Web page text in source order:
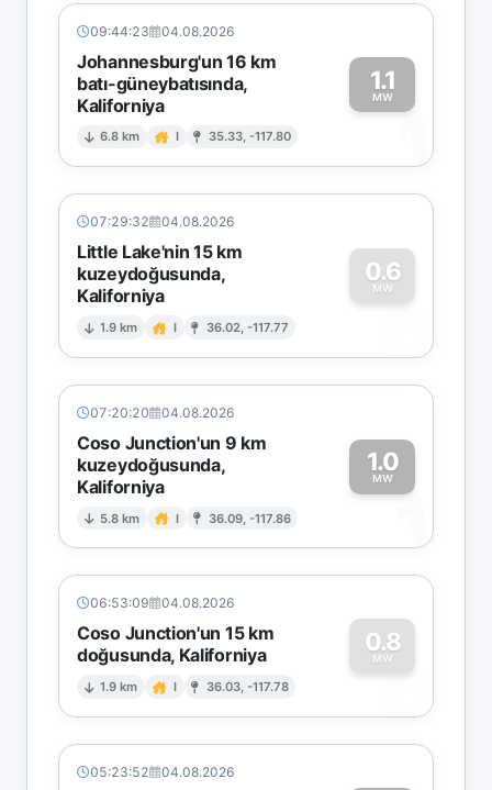
09:44:23 04.08.2026
Johannesburg'un 16 km
batı-güneybatısında,
Kaliforniya
6.8 km I 35.33, -117.80
1.1
MW
1
07:29:32 04.08.2026
Little Lake'nin 15 km
kuzeydoğusunda,
Kaliforniya
1.9 km I 36.02, -117.77
0.6
MW
0
07:20:20 04.08.2026
Coso Junction'un 9 km
kuzeydoğusunda,
Kaliforniya
5.8 km I 36.09, -117.86
1.0
MW
1
06:53:09 04.08.2026
Coso Junction'un 15 km
doğusunda, Kaliforniya
1.9 km I 36.03, -117.78
0.8
MW
0
05:23:52 04.08.2026